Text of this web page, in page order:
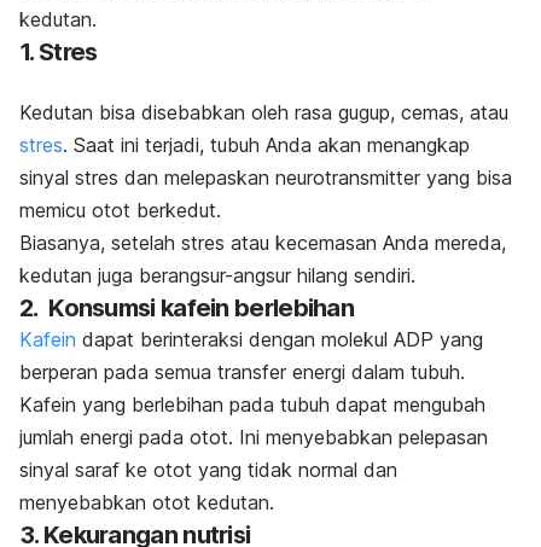
kedutan.
1. Stres
Kedutan bisa disebabkan oleh rasa gugup, cemas, atau
stres. Saat ini terjadi, tubuh Anda akan menangkap
sinyal stres dan melepaskan neurotransmitter yang bisa
memicu otot berkedut.
Biasanya, setelah stres atau kecemasan Anda mereda,
kedutan juga berangsur-angsur hilang sendiri.
2. Konsumsi kafein berlebihan
Kafein dapat berinteraksi dengan molekul ADP yang
berperan pada semua transfer energi dalam tubuh.
Kafein yang berlebihan pada tubuh dapat mengubah
jumlah energi pada otot. Ini menyebabkan pelepasan
sinyal saraf ke otot yang tidak normal dan
menyebabkan otot kedutan.
3. Kekurangan nutrisi